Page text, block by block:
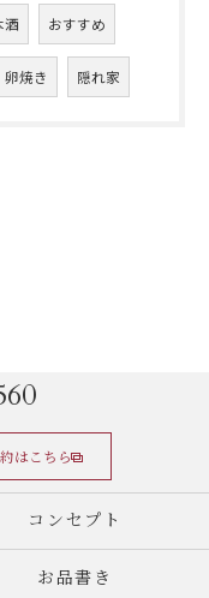
酒 おすすめ
卵焼き 隠れ家
はこちら
コンセプト
お品書き